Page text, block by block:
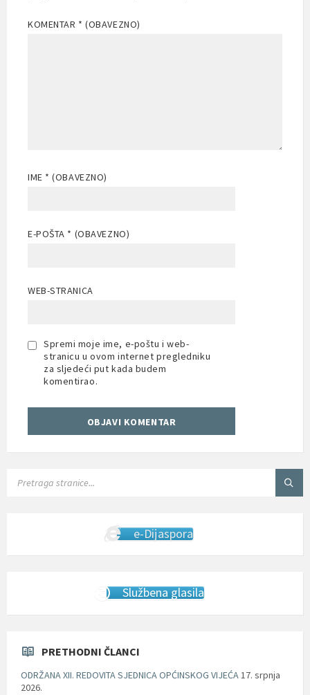
KOMENTAR * (OBAVEZNO)
IME * (OBAVEZNO)
E-POŠTA * (OBAVEZNO)
WEB-STRANICA
Spremi moje ime, e-poštu i web-
stranicu u ovom internet pregledniku
za sljedeći put kada budem
komentirao.
e-Dijaspora
Službena glasila
PRETHODNI ČLANCI
ODRŽANA XII. REDOVITA SJEDNICA OPĆINSKOG VIJEĆA17. srpnja
2026.